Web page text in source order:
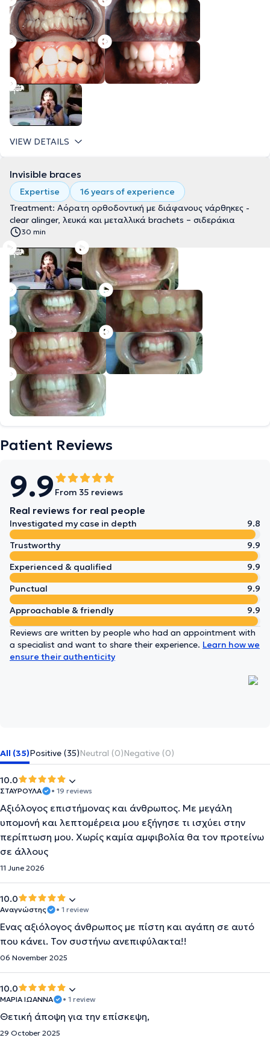
VIEW DETAILS
Invisible braces
Expertise
16 years of experience
Treatment: Αόρατη ορθοδοντική με διάφανους νάρθηκες -
clear alinger, λευκά και μεταλλικά brachets – σιδεράκια
30 min
Patient Reviews
9.9 From 35 reviews
Real reviews for real people
Investigated my case in depth
9.8
Trustworthy
9.9
Experienced & qualified
9.9
Punctual
9.9
Approachable & friendly
9.9
Reviews are written by people who had an appointment with
a specialist and want to share their experience. Learn how we
ensure their authenticity
All (35)Positive (35)Neutral (0)Negative (0)
10.0
ΣΤΑΥΡΟΥΛΑ • 19 reviews
Αξιόλογος επιστήμονας και άνθρωπος. Με μεγάλη
υπομονή και λεπτομέρεια μου εξήγησε τι ισχύει στην
περίπτωση μου. Χωρίς καμία αμφιβολία θα τον προτείνω
σε άλλους
11 June 2026
10.0
Αναγνώστης • 1 review
Ένας αξιόλογος άνθρωπος με πίστη και αγάπη σε αυτό
που κάνει. Τον συστήνω ανεπιφύλακτα!!
06 November 2025
10.0
ΜΑΡΙΑ ΙΩΑΝΝΑ • 1 review
Θετική άποψη για την επίσκεψη,
29 October 2025